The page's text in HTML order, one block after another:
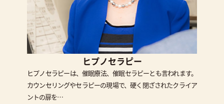
ヒプノセラピー
ヒプノセラピーは、催眠療法、催眠セラピーとも言われます。
カウンセリングやセラピーの現場で、硬く閉ざされたクライア
ントの扉を…